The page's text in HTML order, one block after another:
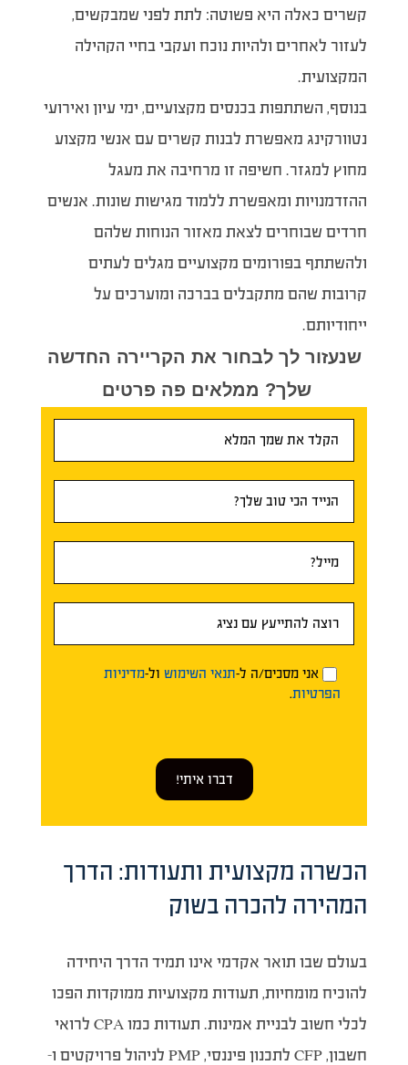
קשרים כאלה היא פשוטה: לתת לפני שמבקשים,
לעזור לאחרים ולהיות נוכח ועקבי בחיי הקהילה
המקצועית.
בנוסף, השתתפות בכנסים מקצועיים, ימי עיון ואירועי
נטוורקינג מאפשרת לבנות קשרים עם אנשי מקצוע
מחוץ למגזר. חשיפה זו מרחיבה את מעגל
ההזדמנויות ומאפשרת ללמוד מגישות שונות. אנשים
חרדים שבוחרים לצאת מאזור הנוחות שלהם
ולהשתתף בפורומים מקצועיים מגלים לעתים
קרובות שהם מתקבלים בברכה ומוערכים על
ייחודיותם.
שנעזור לך לבחור את הקריירה החדשה
שלך? ממלאים פה פרטים
ראשי
אני מסכים/ה ל-תנאי השימוש ול-מדיניות
הפרטיות.
דברו איתי!
הכשרה מקצועית ותעודות: הדרך
המהירה להכרה בשוק
בעולם שבו תואר אקדמי אינו תמיד הדרך היחידה
להוכיח מומחיות, תעודות מקצועיות ממוקדות הפכו
לכלי חשוב לבניית אמינות. תעודות כמו CPA לרואי
חשבון, CFP לתכנון פיננסי, PMP לניהול פרויקטים ו-